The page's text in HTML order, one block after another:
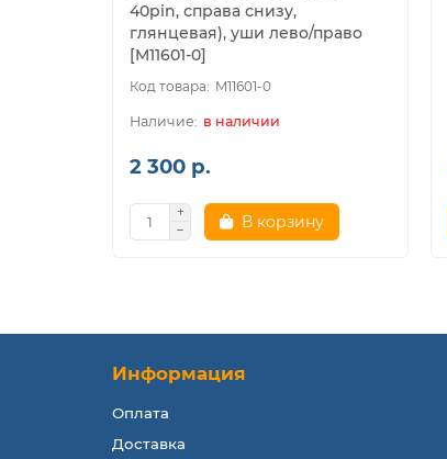
40pin, справа снизу,
глянцевая), уши лево/право
[M11601-0]
M11601-0
в наличии
2 300 р.
В корзину
Информация
Оплата
Доставка